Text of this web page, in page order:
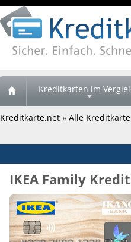
Kreditkarten im
Kreditkarte.net » Alle
IKEA Family